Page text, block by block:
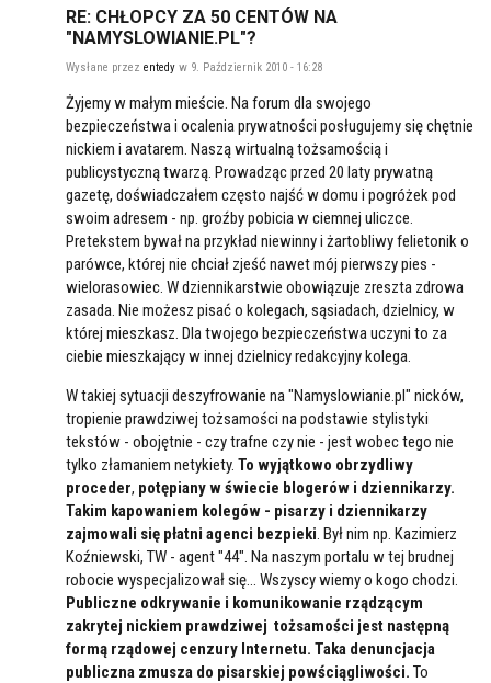
RE: CHŁOPCY ZA 50 CENTÓW NA
"NAMYSLOWIANIE.PL"?
Wysłane przez entedy w 9. Październik 2010 - 16:28
Żyjemy w małym mieście. Na forum dla swojego
bezpieczeństwa i ocalenia prywatności posługujemy się chętnie
nickiem i avatarem. Naszą wirtualną tożsamością i
publicystyczną twarzą. Prowadząc przed 20 laty prywatną
gazetę, doświadczałem często najść w domu i pogróżek pod
swoim adresem - np. groźby pobicia w ciemnej uliczce.
Pretekstem bywał na przykład niewinny i żartobliwy felietonik o
parówce, której nie chciał zjeść nawet mój pierwszy pies -
wielorasowiec. W dziennikarstwie obowiązuje zreszta zdrowa
zasada. Nie możesz pisać o kolegach, sąsiadach, dzielnicy, w
której mieszkasz. Dla twojego bezpieczeństwa uczyni to za
ciebie mieszkający w innej dzielnicy redakcyjny kolega.
W takiej sytuacji deszyfrowanie na "Namyslowianie.pl" nicków,
tropienie prawdziwej tożsamości na podstawie stylistyki
tekstów - obojętnie - czy trafne czy nie - jest wobec tego nie
tylko złamaniem netykiety. To wyjątkowo obrzydliwy
proceder, potępiany w świecie blogerów i dziennikarzy.
Takim kapowaniem kolegów - pisarzy i dziennikarzy
zajmowali się płatni agenci bezpieki . Był nim np. Kazimierz
Koźniewski, TW - agent "44". Na naszym portalu w tej brudnej
robocie wyspecjalizował się... Wszyscy wiemy o kogo chodzi.
Publiczne odkrywanie i komunikowanie rządzącym
zakrytej nickiem prawdziwej tożsamości jest następną
formą rządowej cenzury Internetu. Taka denuncjacja
publiczna zmusza do pisarskiej powściągliwości. To